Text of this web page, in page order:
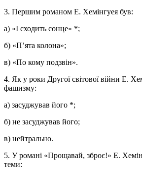
3. Першим романом Е. Хемінгуея був:
а) «І сходить сонце» *;
б) «П’ята колона»;
в) «По кому подзвін».
4. Як у роки Другої світової війни Е.
фашизму:
а) засуджував його *;
б) не засуджував його;
в) нейтрально.
5. У романі «Прощавай, зброє!» Е.
теми: